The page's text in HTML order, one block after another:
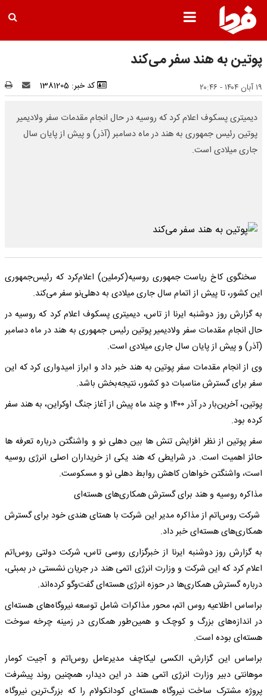
پوتین به هند سفر می‌کند
۱۹ آبان ۱۴۰۴ - ۲۰:۴۶ کد خبر: 1381205
دیمیتری پسکوف اعلام کرد که روسیه در حال انجام مقدمات سفر ولادیمیر
پوتین رئیس جمهوری به هند در ماه دسامبر (آذر) و پیش از پایان سال
جاری میلادی است.
سخنگوی کاخ ریاست جمهوری روسیه(کرملین) اعلام‌کرد که رئیس‌جمهوری
این کشور، تا پیش از اتمام سال جاری میلادی به دهلی‌نو سفر می‌کند.
به گزارش روز دوشنبه ایرنا از تاس، دیمیتری پسکوف اعلام کرد که روسیه در
حال انجام مقدمات سفر ولادیمیر پوتین رئیس جمهوری به هند در ماه دسامبر
(آذر) و پیش از پایان سال جاری میلادی است.
وی از انجام مقدمات سفر پوتین به هند خبر داد و ابراز امیدواری کرد که این
سفر برای گسترش مناسبات دو کشور، نتیجه‌بخش باشد.
پوتین، آخرین‌بار در آذر ۱۴۰۰ و چند ماه پیش از آغاز جنگ اوکراین، به هند سفر
کرده بود.
سفر پوتین از نظر افزایش تنش ها بین دهلی نو و واشنگتن درباره تعرفه ها
حائز اهمیت است. در شرایطی که هند یکی از خریداران اصلی انرژی روسیه
است، واشنگتن خواهان کاهش روابط دهلی نو و مسکوست.
مذاکره روسیه و هند برای گسترش همکاری‌های هسته‌ای
شرکت روس‌اتم از مذاکره مدیر این شرکت با همتای هندی خود برای گسترش
همکاری‌های هسته‌ای خبر داد.
به گزارش روز دوشنبه ایرنا از خبرگزاری روسی تاس، شرکت دولتی روس‌اتم
اعلام کرد که این شرکت و وزارت انرژی اتمی هند در جریان نشستی در بمبئی،
درباره گسترش همکاری‌ها در حوزه انرژی هسته‌ای گفت‌وگو کرده‌اند.
براساس اطلاعیه روس اتم، محور مذاکرات شامل توسعه نیروگاه‌های هسته‌ای
در اندازه‌های بزرگ و کوچک و همین‌طور همکاری در زمینه چرخه سوخت
هسته‌ای بوده است.
براساس این گزارش، الکسی لیکاچف مدیرعامل روس‌اتم و آجیت کومار
موهانتی دبیر وزارت انرژی اتمی هند در این دیدار، همچنین روند پیشرفت
پروژه مشترک ساخت نیروگاه هسته‌ای کودانکولام را که بزرگ‌ترین نیروگاه